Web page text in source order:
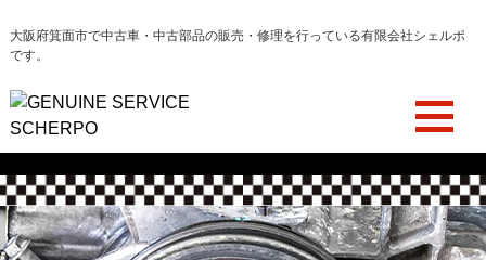
大阪府箕面市で中古車・中古部品の販売・修理を行っている有限会社シェルポ
です。